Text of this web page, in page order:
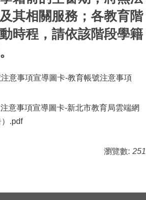
其相關服務；各教育階
時程，請依該階段學籍
意事項宣導圖卡-教育帳號注意事項
意事項宣導圖卡-新北市教育局雲端網
.pdf
瀏覽數: 251